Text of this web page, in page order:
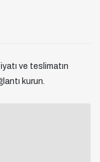
ve teslimatın
kurun.